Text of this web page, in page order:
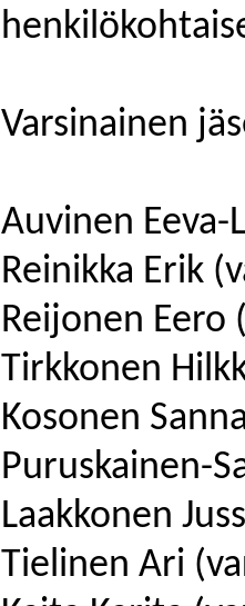
Varsinainen
Auvinen
Reinikka Erik
Reijonen Eero
Tirkkonen
Kosonen
Puruskainen-
Laakkonen
Tielinen Ari